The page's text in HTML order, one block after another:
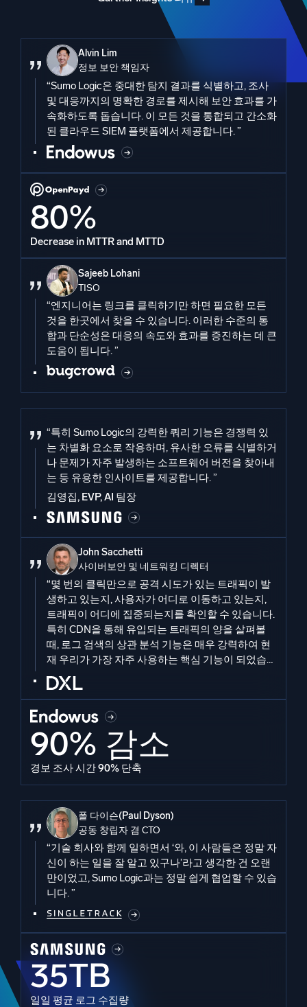
Alvin Lim
정보 보안 책임자
“Sumo Logic은 중대한 탐지 결과를 식별하고, 조사
및 대응까지의 명확한 경로를 제시해 보안 효과를 가
속화하도록 돕습니다. 이 모든 것을 통합되고 간소화
된 클라우드 SIEM 플랫폼에서 제공합니다. ”
80%
Decrease in MTTR and MTTD
Sajeeb Lohani
TISO
“엔지니어는 링크를 클릭하기만 하면 필요한 모든
것을 한곳에서 찾을 수 있습니다. 이러한 수준의 통
합과 단순성은 대응의 속도와 효과를 증진하는 데 큰
도움이 됩니다. ”
“특히 Sumo Logic의 강력한 쿼리 기능은 경쟁력 있
는 차별화 요소로 작용하며, 유사한 오류를 식별하거
나 문제가 자주 발생하는 소프트웨어 버전을 찾아내
는 등 유용한 인사이트를 제공합니다. ”
김영집, EVP, AI 팀장
John Sacchetti
사이버보안 및 네트워킹 디렉터
“몇 번의 클릭만으로 공격 시도가 있는 트래픽이 발
생하고 있는지, 사용자가 어디로 이동하고 있는지,
트래픽이 어디에 집중되는지를 확인할 수 있습니다.
특히 CDN을 통해 유입되는 트래픽의 양을 살펴볼
때, 로그 검색의 상관 분석 기능은 매우 강력하여 현
재 우리가 가장 자주 사용하는 핵심 기능이 되었습니
다. ”
90% 감소
경보 조사 시간 90% 단축
폴 다이슨(Paul Dyson)
공동 창립자 겸 CTO
“기술 회사와 함께 일하면서 ‘와, 이 사람들은 정말 자
신이 하는 일을 잘 알고 있구나’라고 생각한 건 오랜
만이었고, Sumo Logic과는 정말 쉽게 협업할 수 있습
니다. ”
35TB
일일 평균 로그 수집량